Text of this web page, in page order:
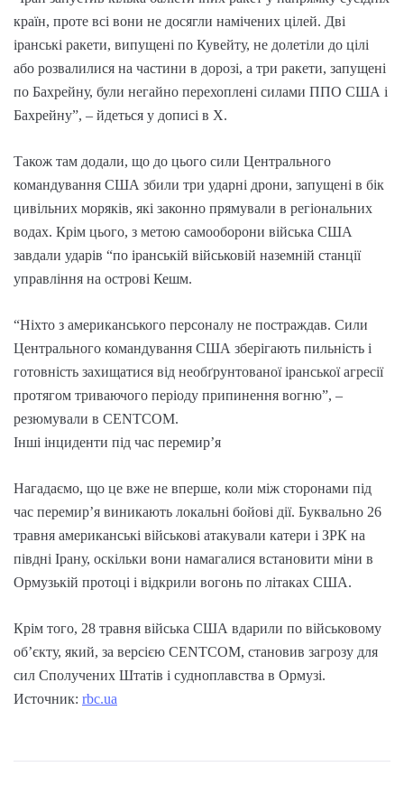
країн, проте всі вони не досягли намічених цілей. Дві
іранські ракети, випущені по Кувейту, не долетіли до цілі
або розвалилися на частини в дорозі, а три ракети, запущені
по Бахрейну, були негайно перехоплені силами ППО США і
Бахрейну”, – йдеться у дописі в Х.
Також там додали, що до цього сили Центрального
командування США збили три ударні дрони, запущені в бік
цивільних моряків, які законно прямували в регіональних
водах. Крім цього, з метою самооборони війська США
завдали ударів “по іранській військовій наземній станції
управління на острові Кешм.
“Ніхто з американського персоналу не постраждав. Сили
Центрального командування США зберігають пильність і
готовність захищатися від необґрунтованої іранської агресії
протягом триваючого періоду припинення вогню”, –
резюмували в CENTCOM.
Інші інциденти під час перемир’я
Нагадаємо, що це вже не вперше, коли між сторонами під
час перемир’я виникають локальні бойові дії. Буквально 26
травня американські військові атакували катери і ЗРК на
півдні Ірану, оскільки вони намагалися встановити міни в
Ормузькій протоці і відкрили вогонь по літаках США.
Крім того, 28 травня війська США вдарили по військовому
об’єкту, який, за версією CENTCOM, становив загрозу для
сил Сполучених Штатів і судноплавства в Ормузі.
Источник: rbc.ua